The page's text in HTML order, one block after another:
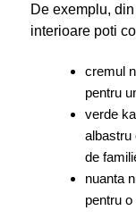
De exemplu,
interioare poti
cremul
pentru
verde
albastru
de
nuanta
pentru